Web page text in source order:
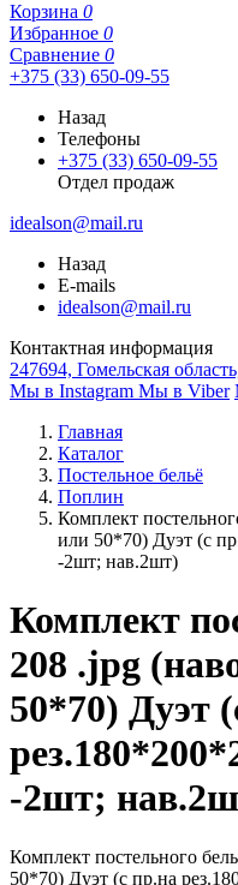
Корзина 0
Избранное 0
Сравнение 0
+375 (33) 650-09-55
Назад
Телефоны
+375 (33) 650-09-55
Отдел продаж
idealson@mail.ru
Назад
E-mails
idealson@mail.ru
Контактная информация
247694, Гомельская
Мы в Instagram Мы в Viber
Главная
Каталог
Постельное бельё
Поплин
Комплект
или 50*70) Дуэт (с
-2шт; нав.2шт)
Комплект
208 .jpg
50*70) Дуэт
-2шт;
Комплект постельного
50*70) Дуэт (с пр.на